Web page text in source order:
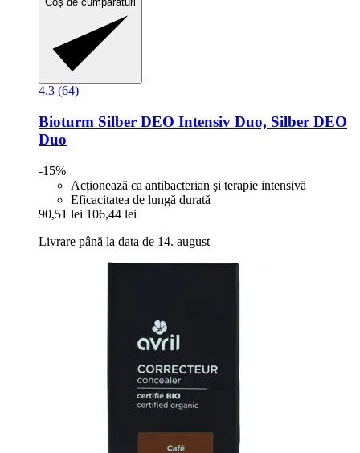
4.3 (64)
Bioturm Silber DEO Intensiv Duo, Silber DEO
Duo
-15%
Acționează ca antibacterian şi terapie intensivă
Eficacitatea de lungă durată
90,51 lei 106,44 lei
Livrare până la data de 14. august